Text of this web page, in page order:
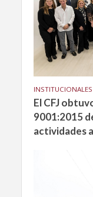
INSTITUCIONALES
El CFJ
9001:2015
actividades